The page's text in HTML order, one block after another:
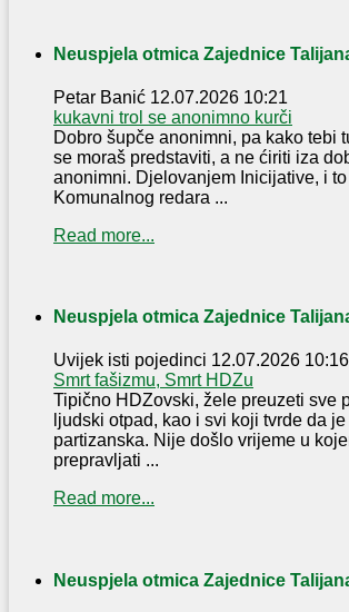
Neuspjela otmica Zajednice
Petar Banić 12.07.2026 10:21
kukavni trol se anonimno kurči
Dobro šupče anonimni, pa kako tebi
se moraš predstaviti, a ne ćiriti iza
anonimni. Djelovanjem Inicijative, i
Komunalnog redara ...
Read more...
Neuspjela otmica Zajednice
Uvijek isti pojedinci 12.07.2026 10:16
Smrt fašizmu, Smrt HDZu
Tipično HDZovski, žele preuzeti sve
ljudski otpad, kao i svi koji tvrde da
partizanska. Nije došlo vrijeme u
prepravljati ...
Read more...
Neuspjela otmica Zajednice